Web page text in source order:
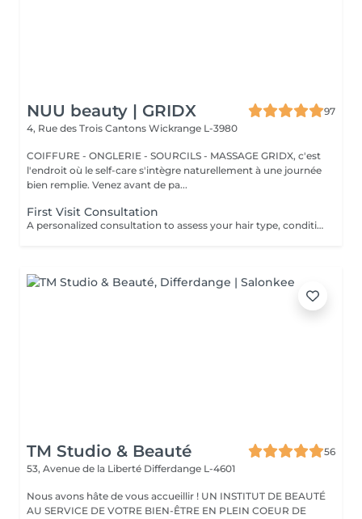
NUU beauty | GRIDX
97
4, Rue des Trois Cantons Wickrange L-3980
COIFFURE - ONGLERIE - SOURCILS - MASSAGE GRIDX, c'est
l'endroit où le self-care s'intègre naturellement à une journée
bien remplie. Venez avant de pa...
First Visit Consultation
A personalized consultation to assess your hair type, condition, and goals helping us recommend the perfect treatments, color, or cut to suit your style and lifestyle.
TM Studio & Beauté
56
53, Avenue de la Liberté Differdange L-4601
Nous avons hâte de vous accueillir ! UN INSTITUT DE BEAUTÉ
AU SERVICE DE VOTRE BIEN-ÊTRE EN PLEIN COEUR DE